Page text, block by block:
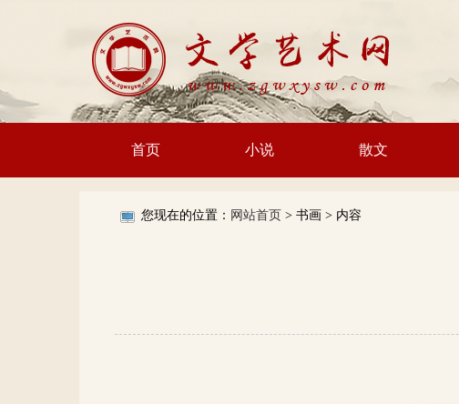
首页 小说 散文
您现在的位置： 网站首页 > 书画 > 内容